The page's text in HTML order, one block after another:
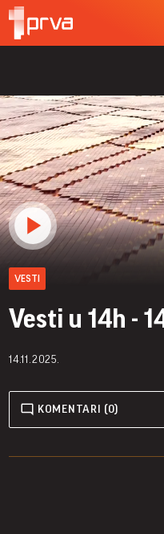
VESTI
Vesti u 14h -
14.11.2025.
KOMENTARI (0)